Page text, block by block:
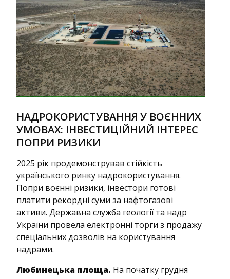
НАДРОКОРИСТУВАННЯ У ВОЄННИХ
УМОВАХ: ІНВЕСТИЦІЙНИЙ ІНТЕРЕС
ПОПРИ РИЗИКИ
2025 рік продемонстрував стійкість
українського ринку надрокористування.
Попри воєнні ризики, інвестори готові
платити рекордні суми за нафтогазові
активи. Державна служба геології та надр
України провела електронні торги з продажу
спеціальних дозволів на користування
надрами.
Любинецька площа. На початку грудня